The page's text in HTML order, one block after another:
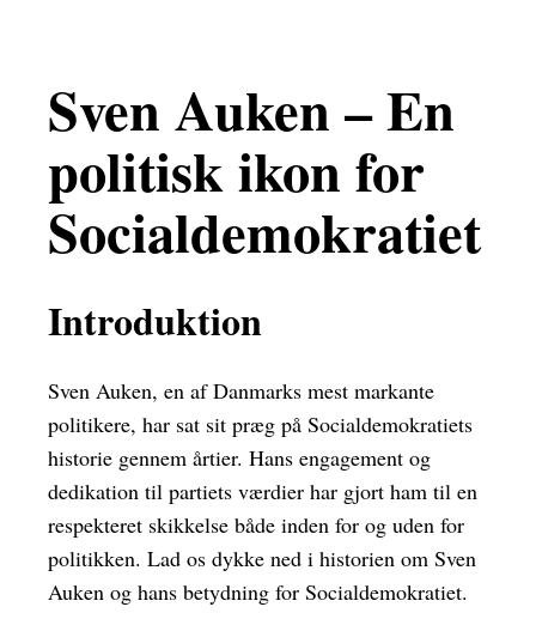
Sven Auken – En
politisk ikon for
Socialdemokratiet
Introduktion
Sven Auken, en af Danmarks mest markante
politikere, har sat sit præg på Socialdemokratiets
historie gennem årtier. Hans engagement og
dedikation til partiets værdier har gjort ham til en
respekteret skikkelse både inden for og uden for
politikken. Lad os dykke ned i historien om Sven
Auken og hans betydning for Socialdemokratiet.